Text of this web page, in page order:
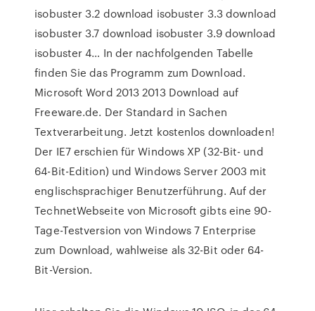
isobuster 3.2 download isobuster 3.3 download
isobuster 3.7 download isobuster 3.9 download
isobuster 4… In der nachfolgenden Tabelle
finden Sie das Programm zum Download.
Microsoft Word 2013 2013 Download auf
Freeware.de. Der Standard in Sachen
Textverarbeitung. Jetzt kostenlos downloaden!
Der IE7 erschien für Windows XP (32-Bit- und
64-Bit-Edition) und Windows Server 2003 mit
englischsprachiger Benutzerführung. Auf der
TechnetWebseite von Microsoft gibts eine 90-
Tage-Testversion von Windows 7 Enterprise
zum Download, wahlweise als 32-Bit oder 64-
Bit-Version.